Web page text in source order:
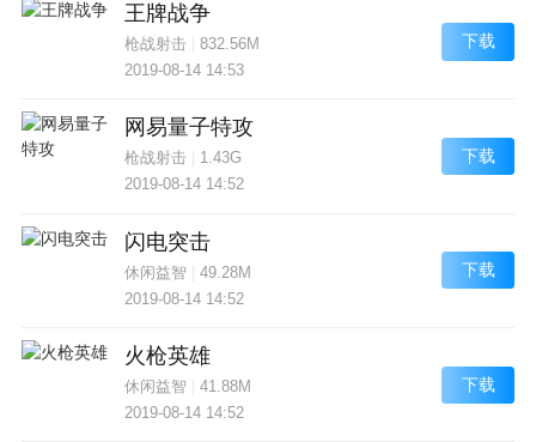
王牌战争
枪战射击
832.56M
2019-08-14 14:53
下载
网易量子特攻
枪战射击
1.43G
2019-08-14 14:52
下载
闪电突击
休闲益智
49.28M
2019-08-14 14:52
下载
火枪英雄
休闲益智
41.88M
2019-08-14 14:52
下载